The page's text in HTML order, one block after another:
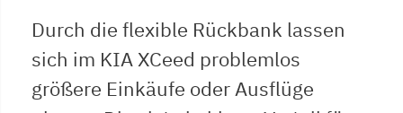
Durch die flexible Rückbank lassen
sich im KIA XCeed problemlos
größere Einkäufe oder Ausflüge